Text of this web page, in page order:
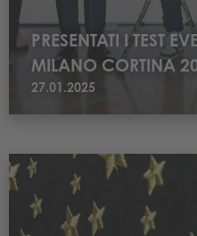
PRESENTATI I TEST
MILANO CORTINA
27.01.2025
Leggi MOSTRA - Fulvio Morella.